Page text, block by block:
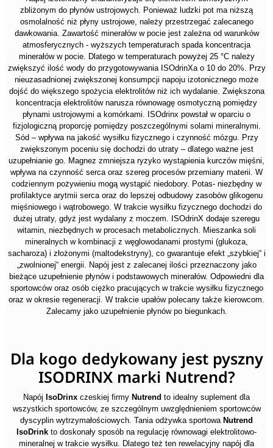
zbliżonym do płynów ustrojowych. Ponieważ ludzki pot ma niższą
osmolalność niż płyny ustrojowe, należy przestrzegać zalecanego
dawkowania. Zawartość minerałów w pocie jest zależna od warunków
atmosferycznych - wyższych temperaturach spada koncentracja
minerałów w pocie. Dlatego w temperaturach powyżej 25 °C należy
zwiększyć ilość wody do przygotowywania ISOdrinXa o 10 do 20%. Przy
nieuzasadnionej zwiększonej konsumpcji napoju izotonicznego może
dojść do większego spożycia elektrolitów niż ich wydalanie. Zwiększona
koncentracja elektrolitów narusza równowagę osmotyczną pomiędzy
płynami ustrojowymi a komórkami. ISOdrinx powstał w oparciu o
fizjologiczną proporcję pomiędzy poszczególnymi solami mineralnymi.
Sód – wpływa na jakość wysiłku fizycznego i czynność mózgu. Przy
zwiększonym poceniu się dochodzi do utraty – dlatego ważne jest
uzupełnianie go. Magnez zmniejsza ryzyko wystąpienia kurczów mięśni,
wpływa na czynność serca oraz szereg procesów przemiany materii. W
codziennym pożywieniu mogą wystąpić niedobory. Potas- niezbędny w
profilaktyce arytmii serca oraz do lepszej odbudowy zasobów glikogenu
mięśniowego i wątrobowego. W trakcie wysiłku fizycznego dochodzi do
dużej utraty, gdyż jest wydalany z moczem. ISOdrinX dodaje szeregu
witamin, niezbędnych w procesach metabolicznych. Mieszanka soli
mineralnych w kombinacji z węglowodanami prostymi (glukoza,
sacharoza) i złożonymi (maltodekstryny), co gwarantuje efekt „szybkiej“ i
„zwolnionej“ energii. Napój jest z zalecanej ilości przeznaczony jako
bieżące uzupełnienie płynów i podstawowych minerałów. Odpowiedni dla
sportowców oraz osób ciężko pracujących w trakcie wysiłku fizycznego
oraz w okresie regeneracji. W trakcie upałów polecany także kierowcom.
Zalecamy jako uzupełnienie płynów po biegunkach.
Dla kogo dedykowany jest pyszny
ISODRINX marki Nutrend?
Napój IsoDrinx czeskiej firmy Nutrend to idealny suplement dla
wszystkich sportowców, ze szczególnym uwzględnieniem sportowców
dyscyplin wytrzymałościowych. Tania odżywka sportowa Nutrend
IsoDrink to doskonały sposób na regulację równowagi elektrolitowo-
mineralnej w trakcie wysiłku. Dlatego też ten rewelacyjny napój dla